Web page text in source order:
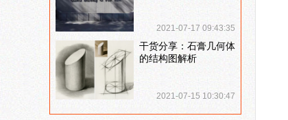
2021-07-17 09:43:35
干货分享：石膏几何体
的结构图解析
2021-07-15 10:30:47